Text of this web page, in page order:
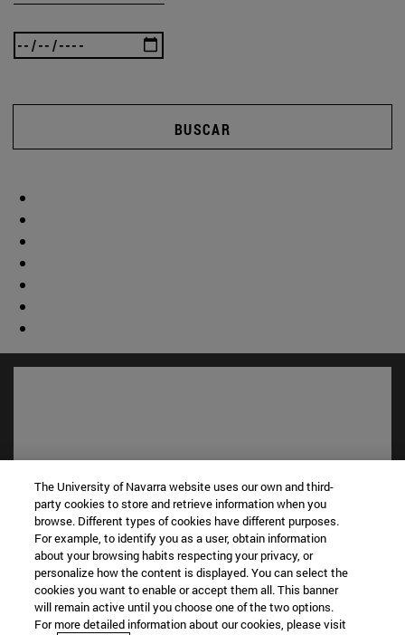
BUSCAR
Accesos directos
Biblioteca(abre en nueva ventana)
Mi correo(abre en nueva ventana)
Aula virtual ADI(abre en nueva ventana)
The University of Navarra website uses our own and third-
party cookies to store and retrieve information when you
browse. Different types of cookies have different purposes.
For example, to identify you as a user, obtain information
about your browsing habits respecting your privacy, or
personalize how the content is displayed. You can select the
cookies you want to enable or accept them all. This banner
will remain active until you choose one of the two options.
For more detailed information about our cookies, please visit